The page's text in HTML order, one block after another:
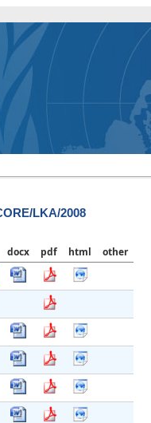
LKA/2008
docx pdf html
other